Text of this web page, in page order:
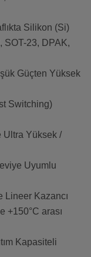
Silikon (Si)
SOT-23, DPAK,
Güçten Yüksek
Switching)
Ultra Yüksek /
Uyumlu
Lineer Kazancı
+150°C arası
Kapasiteli